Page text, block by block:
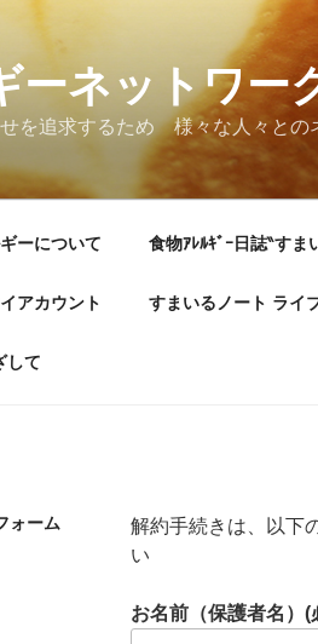
ーネットワー
を追求するため 様々な人々との
ーについて 食物ｱﾚﾙｷﾞｰ日誌‶すま
アカウント すまいるノート ライ
して
ォーム
解約手続きは、以下
い
お名前（保護者名）(